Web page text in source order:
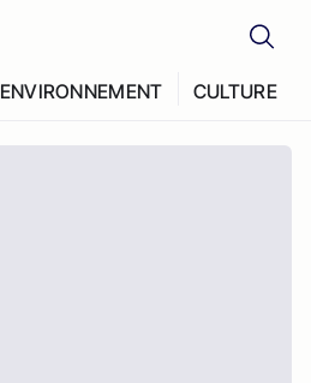
ENVIRONNEMENT CULTURE